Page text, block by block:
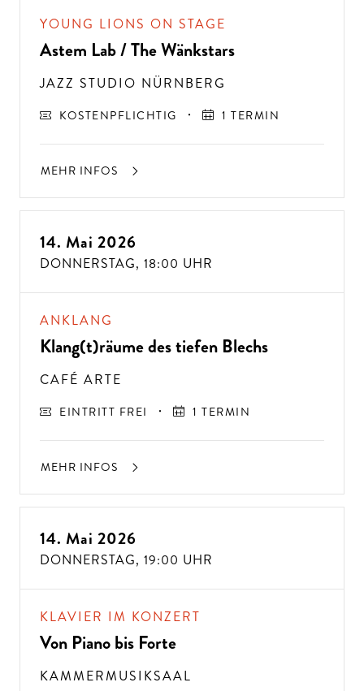
YOUNG LIONS ON STAGE
Astem Lab / The Wänkstars
JAZZ STUDIO NÜRNBERG
KOSTENPFLICHTIG 1 TERMIN
MEHR INFOS
14. Mai 2026
DONNERSTAG, 18:00 UHR
ANKLANG
Klang(t)räume des tiefen Blechs
CAFÉ ARTE
EINTRITT FREI 1 TERMIN
MEHR INFOS
14. Mai 2026
DONNERSTAG, 19:00 UHR
KLAVIER IM KONZERT
Von Piano bis Forte
KAMMERMUSIKSAAL